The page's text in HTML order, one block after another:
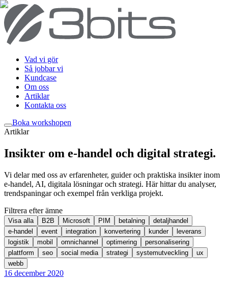
Vad vi gör
Så jobbar vi
Kundcase
Om oss
Artiklar
Kontakta oss
Boka workshopen
Artiklar
Insikter om e-handel och digital strategi.
Vi delar med oss av erfarenheter, guider och praktiska insikter inom
e-handel, AI, digitala lösningar och strategi. Här hittar du analyser,
trendspaningar och exempel från verkliga projekt.
Filtrera efter ämne
Visa alla B2B Microsoft PIM betalning
detaljhandel
e-handel
event integration konvertering kunder
leverans
logistik
mobil omnichannel optimering
personalisering
plattform
seo social media strategi systemutveckling
ux
webb
16 december 2020